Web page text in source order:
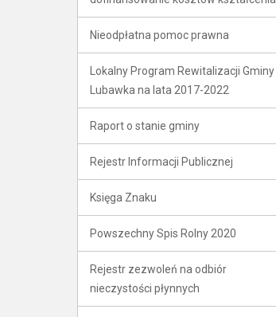
Nieodpłatna pomoc prawna
Lokalny Program Rewitalizacji Gminy
Lubawka na lata 2017-2022
Raport o stanie gminy
Rejestr Informacji Publicznej
Księga Znaku
Powszechny Spis Rolny 2020
Rejestr zezwoleń na odbiór
nieczystości płynnych